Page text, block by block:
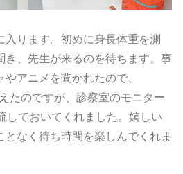
ります。初めに身長体重を測
き、先生が来るのを待ちます。事
アニメを聞かれたので、
たのですが、診察室のモニター
しておいてくれました。嬉しい
なく待ち時間を楽しんでくれま